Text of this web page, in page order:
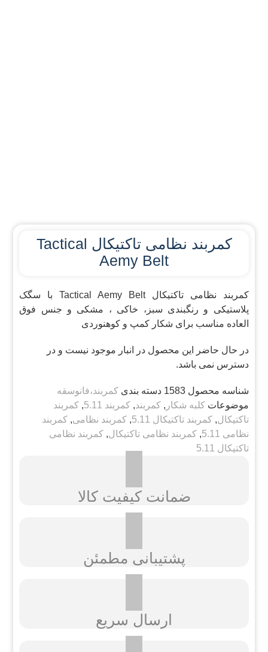
کمربند نظامی تاکتیکال Tactical
Aemy Belt
کمربند نظامی تاکتیکال Tactical Aemy Belt با سگک
پلاستیکی و رنگبندی سبز، خاکی ، مشکی و جنس فوق
العاده مناسب برای شکار کمپ و کوهنوردی
در حال حاضر این محصول در انبار موجود نیست و در
دسترس نمی باشد.
شناسه محصول1583 دسته بندی کمربند،فانوسقه
موضوعات کلبه شکار ,کمربند,کمربند 5.11 ,کمربند
تاکتیکال,کمربند تاکتیکال 5.11 ,کمربند نظامی,کمربند
نظامی 5.11
,کمربند نظامی تاکتیکال,کمربند نظامی
تاکتیکال 5.11
ضمانت کیفیت کالا
پشتیبانی مطمئن
ارسال سریع